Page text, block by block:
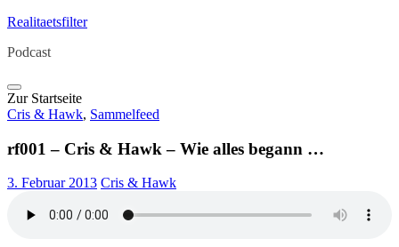
Skip
content
Realitaetsfilter
Podcast
Zur Startseite
Cris & Hawk, Sammelfeed
rf001 – Cris & Hawk – Wie alles begann …
3. Februar 2013 Cris & Hawk